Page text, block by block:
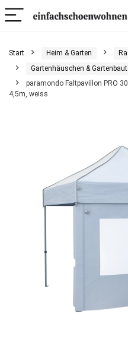
Start Heim & Garten
Gartenhäuschen &
paramondo Faltpavillon PRO
4,5m, weiss